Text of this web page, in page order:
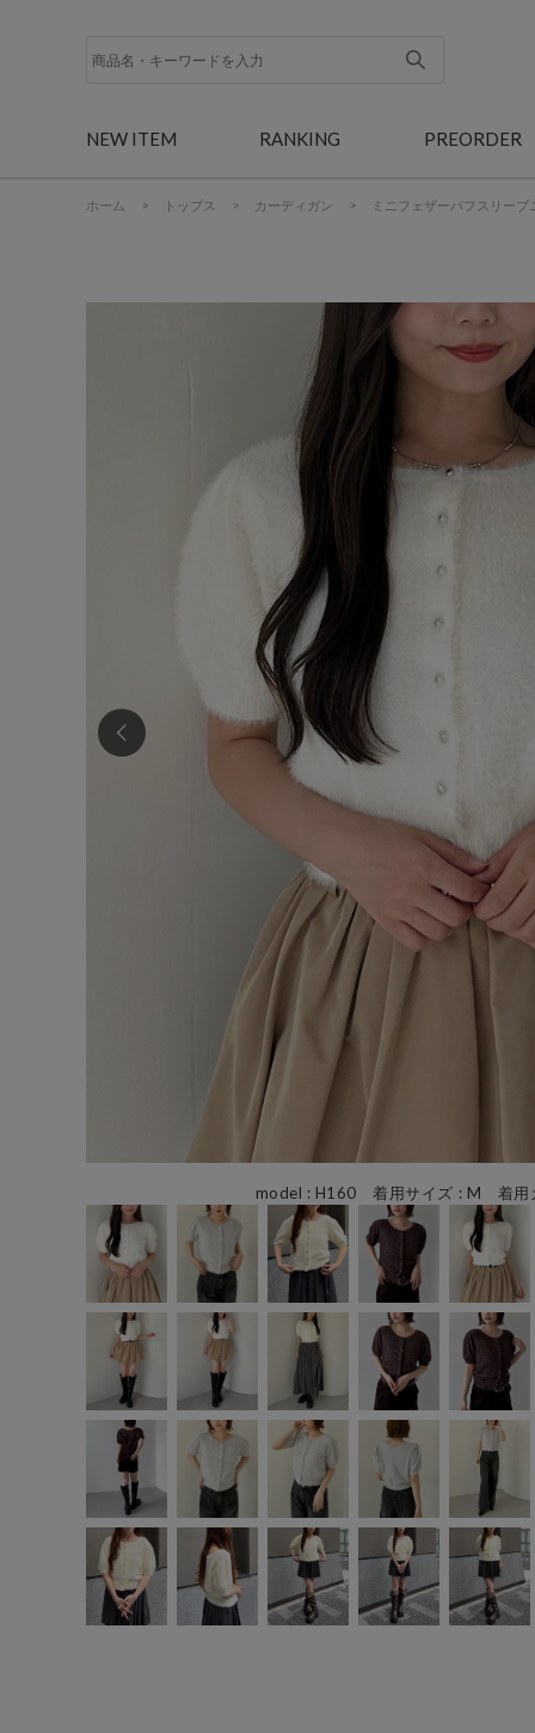
NEW ITEM RANKING PREORDER
ホーム > トップス > カーディガン > ミニフェザーパフスリー
model : H160 着用サイズ : M 着用